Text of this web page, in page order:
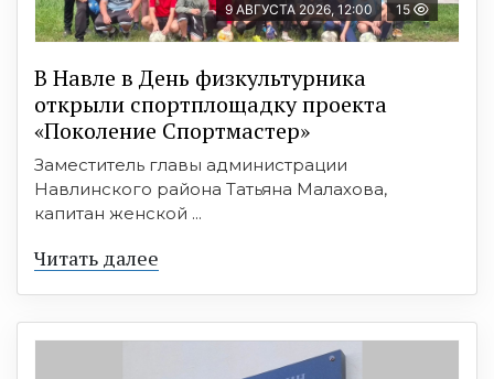
9 АВГУСТА 2026, 12:00 15
В Навле в День физкультурника
открыли спортплощадку проекта
«Поколение Спортмастер»
Заместитель главы администрации
Навлинского района Татьяна Малахова,
капитан женской ...
Читать далее